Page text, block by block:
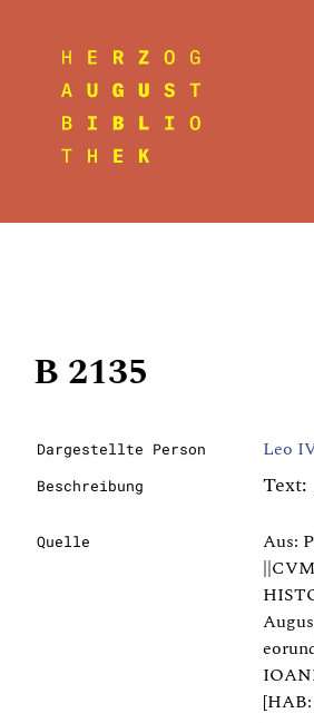
B 2135
Dargestellte Person Leo
Beschreibung Text:
Quelle
Aus: